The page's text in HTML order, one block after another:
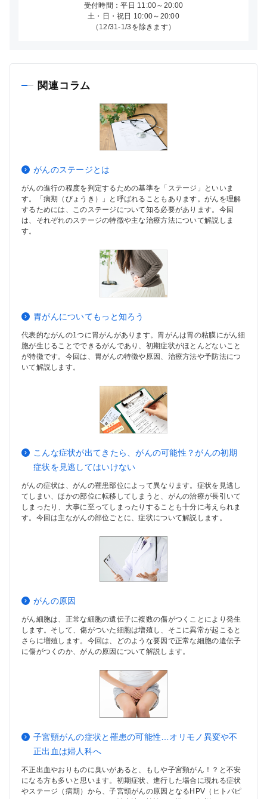
受付時間：平日 11:00～20:00
土・日・祝日 10:00～20:00
（12/31-1/3を除きます）
関連コラム
がんのステージとは
がんの進行の程度を判定するための基準を「ステージ」といいま
す。「病期（びょうき）」と呼ばれることもあります。がんを理解
するためには、このステージについて知る必要があります。今回
は、それぞれのステージの特徴や主な治療方法について解説しま
す。
胃がんについてもっと知ろう
代表的ながんの1つに胃がんがあります。胃がんは胃の粘膜にがん細
胞が生じることでできるがんであり、初期症状がほとんどないこと
が特徴です。今回は、胃がんの特徴や原因、治療方法や予防法につ
いて解説します。
こんな症状が出てきたら、がんの可能性？がんの初期
症状を見逃してはいけない
がんの症状は、がんの罹患部位によって異なります。症状を見逃し
てしまい、ほかの部位に転移してしまうと、がんの治療が長引いて
しまったり、大事に至ってしまったりすることも十分に考えられま
す。今回は主ながんの部位ごとに、症状について解説します。
がんの原因
がん細胞は、正常な細胞の遺伝子に複数の傷がつくことにより発生
します。そして、傷がついた細胞は増殖し、そこに異常が起こると
さらに増殖します。今回は、どのような要因で正常な細胞の遺伝子
に傷がつくのか、がんの原因について解説します。
子宮頸がんの症状と罹患の可能性…オリモノ異変や不
正出血は婦人科へ
不正出血やおりものに臭いがあると、もしや子宮頸がん！？と不安
になる方も多いと思います。初期症状、進行した場合に現れる症状
やステージ（病期）から、子宮頸がんの原因となるHPV（ヒトパピ